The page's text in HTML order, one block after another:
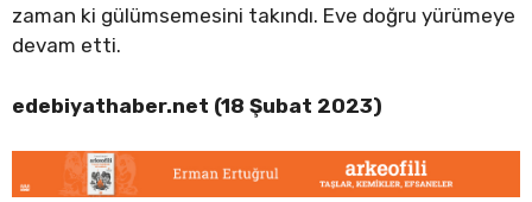
zaman ki gülümsemesini takındı. Eve doğru yürümeye
devam etti.
edebiyathaber.net (18 Şubat 2023)